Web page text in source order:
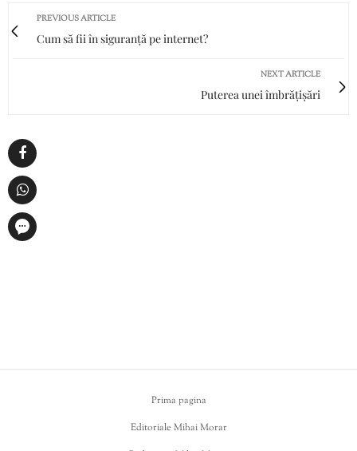
PREVIOUS ARTICLE
Cum să fii în siguranță pe internet?
NEXT ARTICLE
Puterea unei îmbrățișări
Prima pagina
Editoriale Mihai Morar